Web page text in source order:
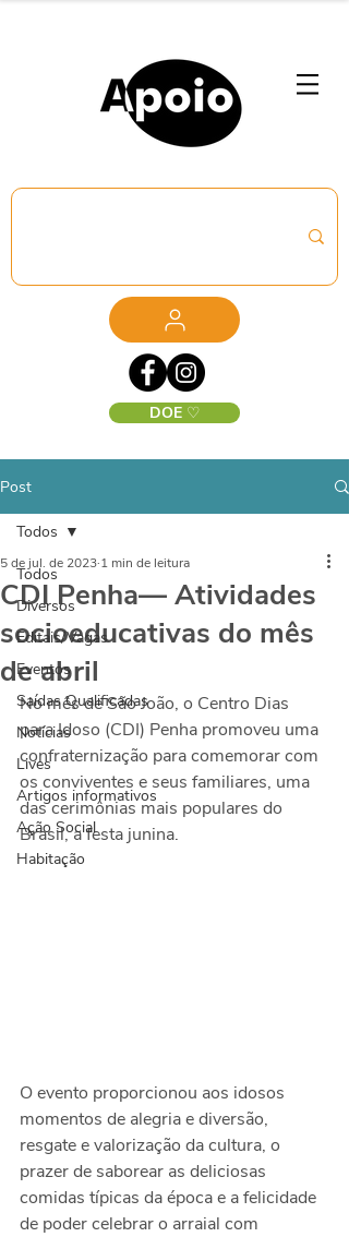
DOE ♡
Post
Todos
Diversos
Editais/Vagas
Eventos
Saídas Qualificadas
Notícias
Lives
Artigos informativos
Ação Social
Habitação
Todos
CDI Penha— Atividades
socioeducativas do mês
de abril
5 de jul. de 2023 1 min de leitura
No mês de São João, o Centro Dias
para Idoso (CDI) Penha promoveu uma
confraternização para comemorar com
os conviventes e seus familiares, uma
das cerimônias mais populares do
Brasil, a festa junina.
O evento proporcionou aos idosos
momentos de alegria e diversão,
resgate e valorização da cultura, o
prazer de saborear as deliciosas
comidas típicas da época e a felicidade
de poder celebrar o arraial com